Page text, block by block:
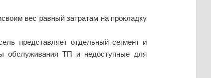
вес равный затратам на прокладку
представляет отдельный сегмент и
обслуживания ТП и недоступные для